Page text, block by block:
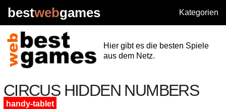
bestwebgames Kategorien
Hier gibt es die besten Spiele
aus dem Netz.
CIRCUS HIDDEN NUMBERS
handy-tablet